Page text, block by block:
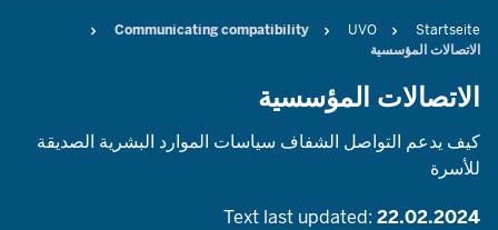
Breadcrumb
Startseite
UVO
Communicating compatibility
الاتصالات المؤسسية
الاتصالات المؤسسية
كيف يدعم التواصل الشفاف سياسات الموارد البشرية الصديقة
للأسرة
Text last updated: 22.02.2024